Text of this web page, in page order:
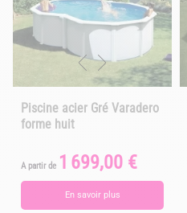
Piscine acier Gré Varadero
forme huit
A partir de Prix
1 699,00 €
En savoir plus